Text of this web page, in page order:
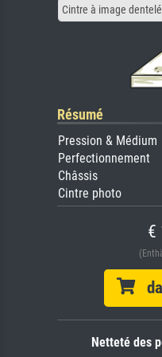
Cintre à image
Résumé
Pression & Médium
Perfectionnement
Châssis
Cintre photo
€
Netteté des